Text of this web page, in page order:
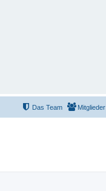
Mitglieder
Das Team